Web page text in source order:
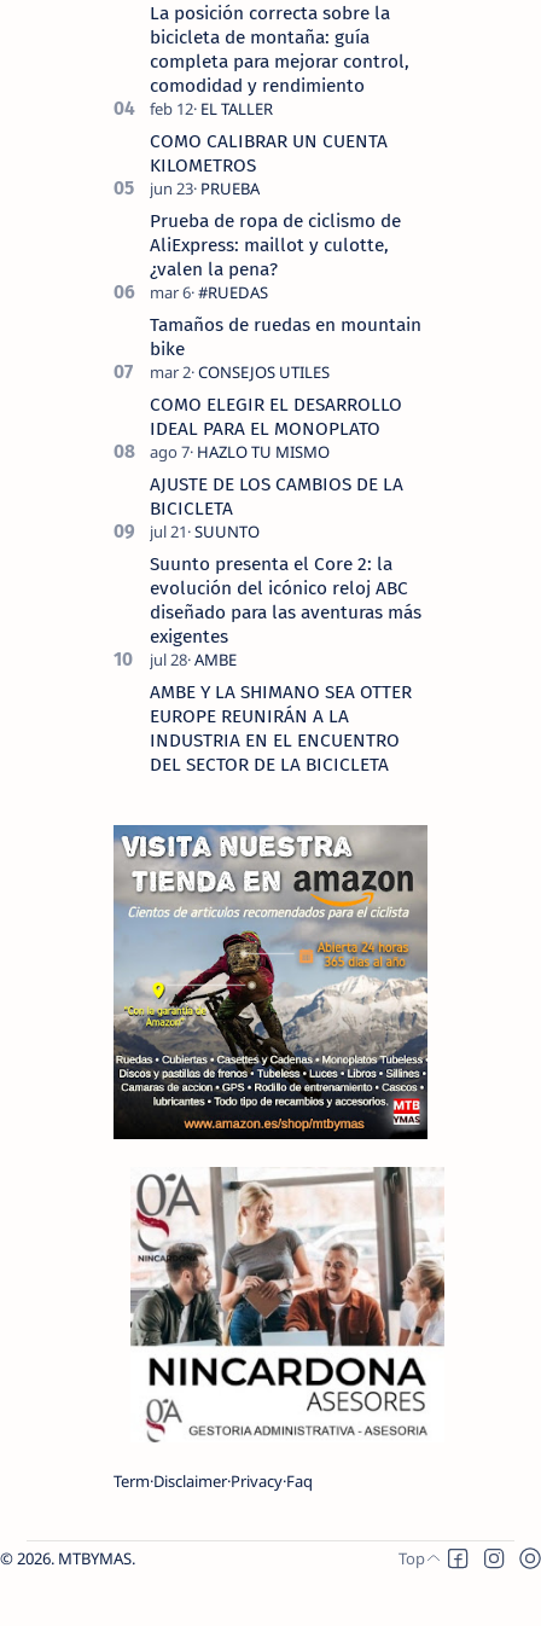
La posición correcta sobre la
bicicleta de montaña: guía
completa para mejorar control,
comodidad y rendimiento
COMO CALIBRAR UN CUENTA
KILOMETROS
Prueba de ropa de ciclismo de
AliExpress: maillot y culotte,
¿valen la pena?
Tamaños de ruedas en mountain
bike
COMO ELEGIR EL DESARROLLO
IDEAL PARA EL MONOPLATO
AJUSTE DE LOS CAMBIOS DE LA
BICICLETA
Suunto presenta el Core 2: la
evolución del icónico reloj ABC
diseñado para las aventuras más
exigentes
AMBE Y LA SHIMANO SEA OTTER
EUROPE REUNIRÁN A LA
INDUSTRIA EN EL ENCUENTRO
DEL SECTOR DE LA BICICLETA
Term Disclaimer Privacy Faq
2026. MTBYMAS.